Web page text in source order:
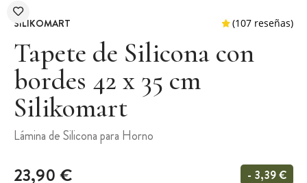
SILIKOMART
Tapete de Silicona con
bordes 42 x 35 cm
Silikomart
Lámina de Silicona para Horno
23,90 € - 3,39 €